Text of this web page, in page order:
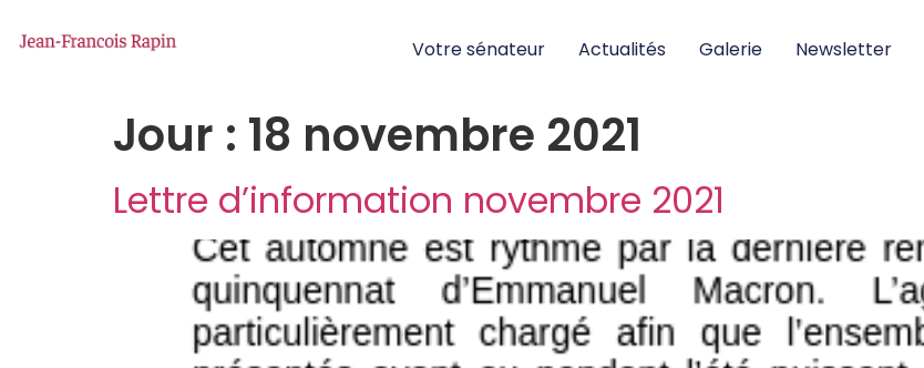
Votre sénateur Actualités Galerie Newsletter
Jour : 18 novembre 2021
Lettre d’information novembre 2021